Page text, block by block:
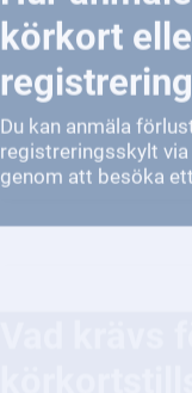
Du kan anmäla
registreringsskylt via
genom att besöka